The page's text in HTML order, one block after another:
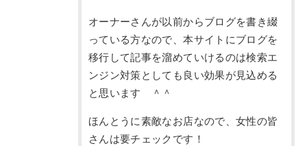
オーナーさんが以前からブログを書き綴
っている方なので、本サイトにブログを
移行して記事を溜めていけるのは検索エ
ンジン対策としても良い効果が見込める
と思います ＾＾
ほんとうに素敵なお店なので、女性の皆
さんは要チェックです！